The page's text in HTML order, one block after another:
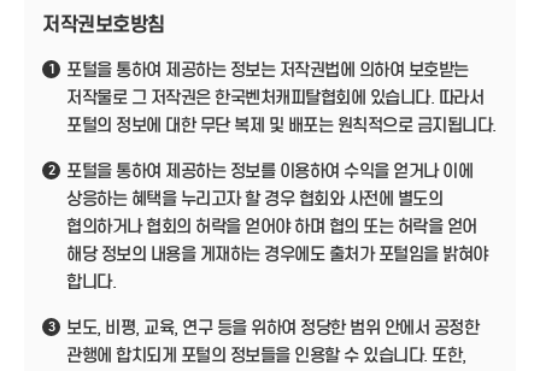
저작권보호방침
1
포털을 통하여 제공하는 정보는 저작권법에 의하여 보호받는
저작물로 그 저작권은 한국벤처캐피탈협회에 있습니다. 따라서
포털의 정보에 대한 무단 복제 및 배포는 원칙적으로 금지됩니다.
2
포털을 통하여 제공하는 정보를 이용하여 수익을 얻거나 이에
상응하는 혜택을 누리고자 할 경우 협회와 사전에 별도의
협의하거나 협회의 허락을 얻어야 하며 협의 또는 허락을 얻어
해당 정보의 내용을 게재하는 경우에도 출처가 포털임을 밝혀야
합니다.
3
보도, 비평, 교육, 연구 등을 위하여 정당한 범위 안에서 공정한
관행에 합치되게 포털의 정보들을 인용할 수 있습니다. 또한,